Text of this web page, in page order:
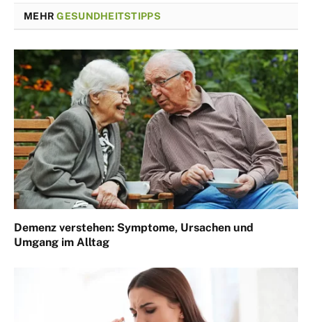
MEHRGESUNDHEITSTIPPS
Demenz verstehen: Symptome, Ursachen und
Umgang im Alltag